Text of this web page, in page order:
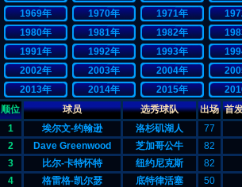
1969年
1970年 1971年
1980年
1981年 1982年
1991年
1992年 1993年
2002年
2003年 2004年
2013年
2014年 2015年
顺位
球员 选秀球队 出场 首
1
埃尔文-约翰逊 洛杉矶湖人
77
2
Dave Greenwood 芝加哥公牛
82
3
比尔-卡特怀特 纽约尼克斯
82
4
格雷格-凯尔瑟 底特律活塞
50